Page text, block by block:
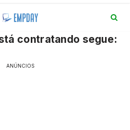
contratando segue:
ANÚNCIOS